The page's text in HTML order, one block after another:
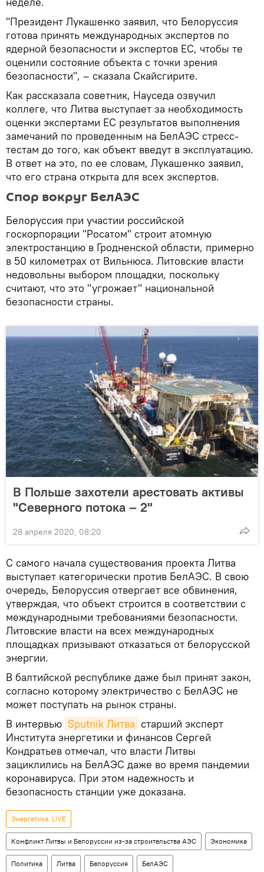
"Президент Лукашенко заявил, что Белоруссия
готова принять международных экспертов по
ядерной безопасности и экспертов ЕС, чтобы те
оценили состояние объекта с точки зрения
безопасности", – сказала Скайсгирите.
Как рассказала советник, Науседа озвучил
коллеге, что Литва выступает за необходимость
оценки экспертами ЕС результатов выполнения
замечаний по проведенным на БелАЭС стресс-
тестам до того, как объект введут в эксплуатацию.
В ответ на это, по ее словам, Лукашенко заявил,
что его страна открыта для всех экспертов.
Спор вокруг БелАЭС
Белоруссия при участии российской
госкорпорации "Росатом" строит атомную
электростанцию в Гродненской области, примерно
в 50 километрах от Вильнюса. Литовские власти
недовольны выбором площадки, поскольку
считают, что это "угрожает" национальной
безопасности страны.
В Польше захотели арестовать активы
"Северного потока – 2"
28 апреля 2020, 08:20
С самого начала существования проекта Литва
выступает категорически против БелАЭС. В свою
очередь, Белоруссия отвергает все обвинения,
утверждая, что объект строится в соответствии с
международными требованиями безопасности.
Литовские власти на всех международных
площадках призывают отказаться от белорусской
энергии.
В балтийской республике даже был принят закон,
согласно которому электричество с БелАЭС не
может поступать на рынок страны.
В интервью Sputnik Литва старший эксперт
Института энергетики и финансов Сергей
Кондратьев отмечал, что власти Литвы
зациклились на БелАЭС даже во время пандемии
коронавируса. При этом надежность и
безопасность станции уже доказана.
Энергетика. LIVE
Конфликт Литвы и Белоруссии из-за строительства АЭС Экономика
Политика Литва Белоруссия БелАЭС